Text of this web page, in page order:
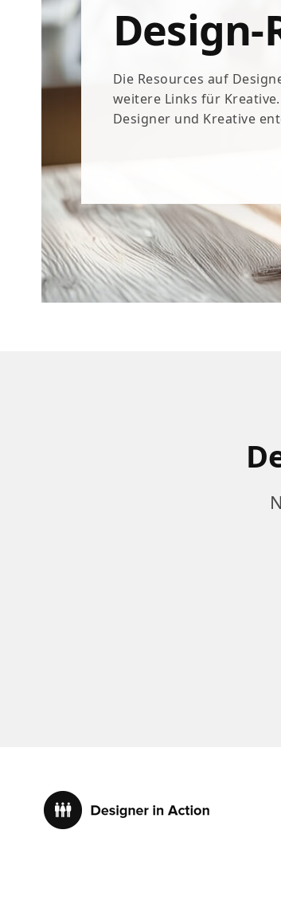
Design-
Die Resources auf
weitere Links für
Designer und Kreative